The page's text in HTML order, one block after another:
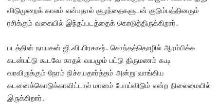
விடுமுறைக் காலம் என்பதால் குழந்தைகளுடன் குடும்பத்தினரும்
ரசிக்கும் வகையில் இந்தப்படத்தைக் கொடுத்திருக்கிறார்.
படத்தின் நாயகன் ஜி.வி.பிரகாஷ். சொந்தத்தொழில் ஆரம்பிக்க
கடன்பட்டு கூடவே காதல் வயமும் பட்டு திருமணம் கூடி
வரவிருக்கும் நேரம் நிச்சயதார்த்தம் அன்று வாங்கிய
கடனைக்கொடுக்காவிட்டால் மானம் போய்விடும் என்ற நிலைமையில்
இருக்கிறார்.